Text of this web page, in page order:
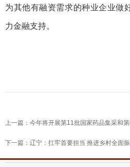
为其他有融资需求的种业企业做
力金融支持。
上一篇：今年将开展第11批国家药品集采和
下一篇：辽宁：扛牢首要担当 推进乡村全面